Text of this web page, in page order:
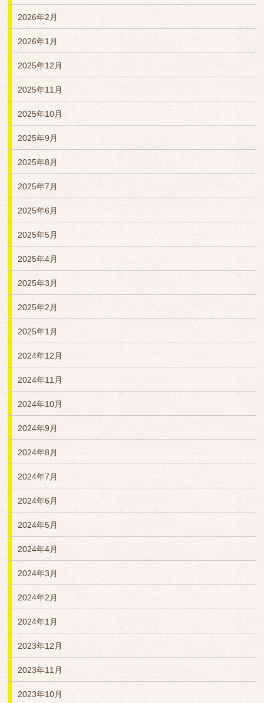
2026年2月
2026年1月
2025年12月
2025年11月
2025年10月
2025年9月
2025年8月
2025年7月
2025年6月
2025年5月
2025年4月
2025年3月
2025年2月
2025年1月
2024年12月
2024年11月
2024年10月
2024年9月
2024年8月
2024年7月
2024年6月
2024年5月
2024年4月
2024年3月
2024年2月
2024年1月
2023年12月
2023年11月
2023年10月